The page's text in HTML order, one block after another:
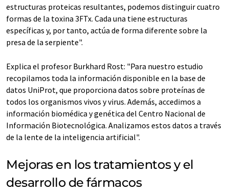
estructuras proteicas resultantes, podemos distinguir cuatro
formas de la toxina 3FTx. Cada una tiene estructuras
específicas y, por tanto, actúa de forma diferente sobre la
presa de la serpiente".
Explica el profesor Burkhard Rost: "Para nuestro estudio
recopilamos toda la información disponible en la base de
datos UniProt, que proporciona datos sobre proteínas de
todos los organismos vivos y virus. Además, accedimos a
información biomédica y genética del Centro Nacional de
Información Biotecnológica. Analizamos estos datos a través
de la lente de la inteligencia artificial".
Mejoras en los tratamientos y el
desarrollo de fármacos